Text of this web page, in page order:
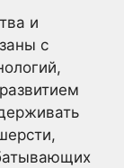
и
с